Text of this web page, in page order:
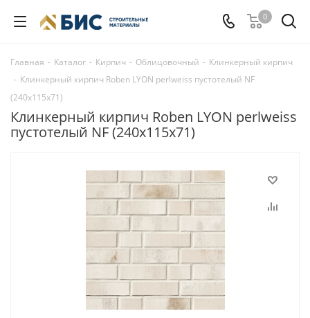
0
Главная - Каталог - Кирпич - Облицовочный - Клинкерный кирпич
- Клинкерный кирпич Roben LYON perlweiss пустотелый NF
(240x115x71)
Клинкерный кирпич Roben LYON perlweiss
пустотелый NF (240x115x71)